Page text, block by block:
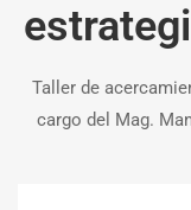
Taller de
cargo del Mag.